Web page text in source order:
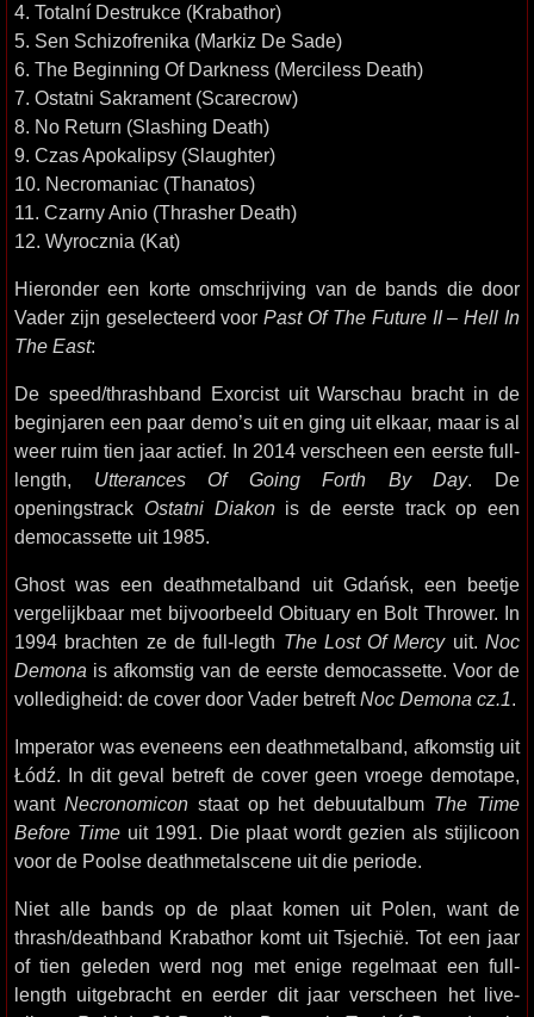
4. Totalní Destrukce (Krabathor)
5. Sen Schizofrenika (Markiz De Sade)
6. The Beginning Of Darkness (Merciless Death)
7. Ostatni Sakrament (Scarecrow)
8. No Return (Slashing Death)
9. Czas Apokalipsy (Slaughter)
10. Necromaniac (Thanatos)
11. Czarny Anio (Thrasher Death)
12. Wyrocznia (Kat)
Hieronder een korte omschrijving van de bands die door
Vader zijn geselecteerd voorPast Of The Future II – Hell In
The East:
De speed/thrashband Exorcist uit Warschau bracht in de
beginjaren een paar demo’s uit en ging uit elkaar, maar is al
weer ruim tien jaar actief. In 2014 verscheen een eerste full-
length, Utterances Of Going Forth By Day. De
openingstrack Ostatni Diakonis de eerste track op een
democassette uit 1985.
Ghost was een deathmetalband uit Gdańsk, een beetje
vergelijkbaar met bijvoorbeeld Obituary en Bolt Thrower. In
1994 brachten ze de full-legth The Lost Of Mercyuit.Noc
Demona is afkomstig van de eerste democassette. Voor de
volledigheid: de cover door Vader betreftNoc Demona cz.1.
Imperator was eveneens een deathmetalband, afkomstig uit
Łódź. In dit geval betreft de cover geen vroege demotape,
want Necronomiconstaat op het debuutalbum The Time
Before Timeuit 1991. Die plaat wordt gezien als stijlicoon
voor de Poolse deathmetalscene uit die periode.
Niet alle bands op de plaat komen uit Polen, want de
thrash/deathband Krabathor komt uit Tsjechië. Tot een jaar
of tien geleden werd nog met enige regelmaat een full-
length uitgebracht en eerder dit jaar verscheen het live-